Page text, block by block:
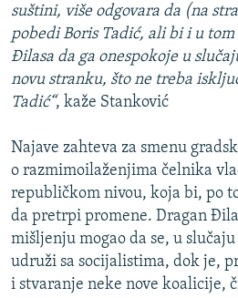
suštini, više odgovara da (na
pobedi Boris Tadić, ali bi i u
Đilasa da ga onespokoje u
novu stranku, što ne treba
Tadić“, kaže Stanković
Najave zahteva za smenu
o razmimoilaženjima čelnika
republičkom nivou, koja bi, po
da pretrpi promene. Dragan
mišljenju mogao da se, u
udruži sa socijalistima, dok je,
i stvaranje neke nove koalicije,